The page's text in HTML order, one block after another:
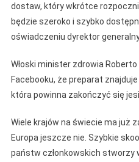
dostaw, który wkrótce
będzie szeroko i szybko
oświadczeniu dyrektor
Włoski minister zdrowia Roberto
Facebooku, że preparat
która powinna zakończyć się
Wiele krajów na świecie ma już
Europa jeszcze nie. Szybkie
państw członkowskich